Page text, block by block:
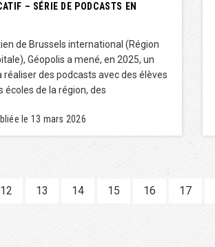
– SÉRIE DE PODCASTS EN
de Brussels international (Région
Géopolis a mené, en 2025, un
réaliser des podcasts avec des élèves
de la région, des
le 13 mars 2026
12 13 14 15 16 17